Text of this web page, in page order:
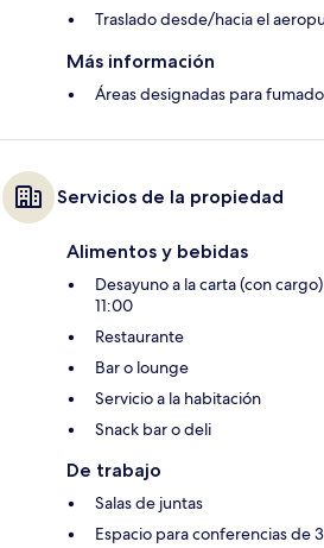
Traslado desde/hacia el
Más información
Áreas designadas para
Servicios de la propiedad
Alimentos y bebidas
Desayuno a la carta (con
11:00
Restaurante
Bar o lounge
Servicio a la habitación
Snack bar o deli
De trabajo
Salas de juntas
Espacio para conferencias de